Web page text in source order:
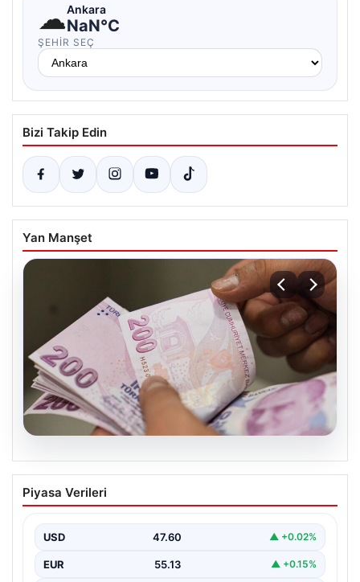
☁Ankara
NaN°C
ŞEHIR SEÇ
Bizi Takip Edin
Yan Manşet
2026 Kurban Bayramı Emekli
İkramiyeleri Ne Zaman Ödenecek?
milyon emekli vatandaşın gözü kulağı bayram
ikramiyesi…
Piyasa Verileri
USD 47.60 ▲ +0.02%
EUR 55.13 ▲ +0.15%